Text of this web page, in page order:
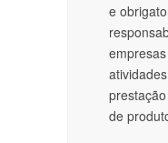
e
de